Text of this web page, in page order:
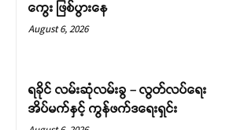
ကွေး ဖြစ်ပွားနေ
August 6, 2026
ရခိုင် လမ်းဆုံလမ်းခွ – လွတ်လပ်ရေး
အိပ်မက်နှင့် ကွန်ဖက်ဒရေးရှင်း